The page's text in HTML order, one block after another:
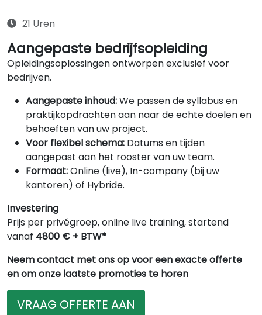
21 Uren
Aangepaste bedrijfsopleiding
Opleidingsoplossingen ontworpen exclusief voor
bedrijven.
Aangepaste inhoud:We passen de syllabus en
praktijkopdrachten aan naar de echte doelen en
behoeften van uw project.
Voor flexibel schema: Datums en tijden
aangepast aan het rooster van uw team.
Formaat:Online (live), In-company (bij uw
kantoren) of Hybride.
Investering
Prijs per privégroep, online live training, startend
vanaf 4800 € + BTW*
Neem contact met ons op voor een exacte offerte
en om onze laatste promoties te horen
VRAAG OFFERTE AAN